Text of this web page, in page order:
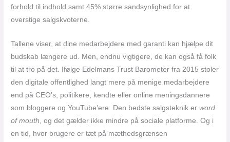
forhold til indhold samt 45% større sandsynlighed for at
overstige salgskvoterne.
Tallene viser, at dine medarbejdere med garanti kan hjælpe dit
budskab længere ud. Men, endnu vigtigere, de kan også få folk
til at tro på det. Ifølge Edelmans Trust Barometer fra 2015 stoler
den digitale offentlighed langt mere på menige medarbejdere
end på CEO’s, politikere, kendte eller online meningsdannere
som bloggere og YouTube’ere. Den bedste salgsteknik erword
of mouth, og det gælder ikke mindre på sociale platforme. Og i
en tid, hvor brugere er tæt på mæthedsgrænsen